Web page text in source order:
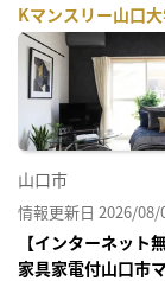
Kマンスリー山口
山口市
情報更新日 2026/08/
【インターネット
家具家電付山口市